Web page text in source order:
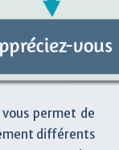
permet de
différents